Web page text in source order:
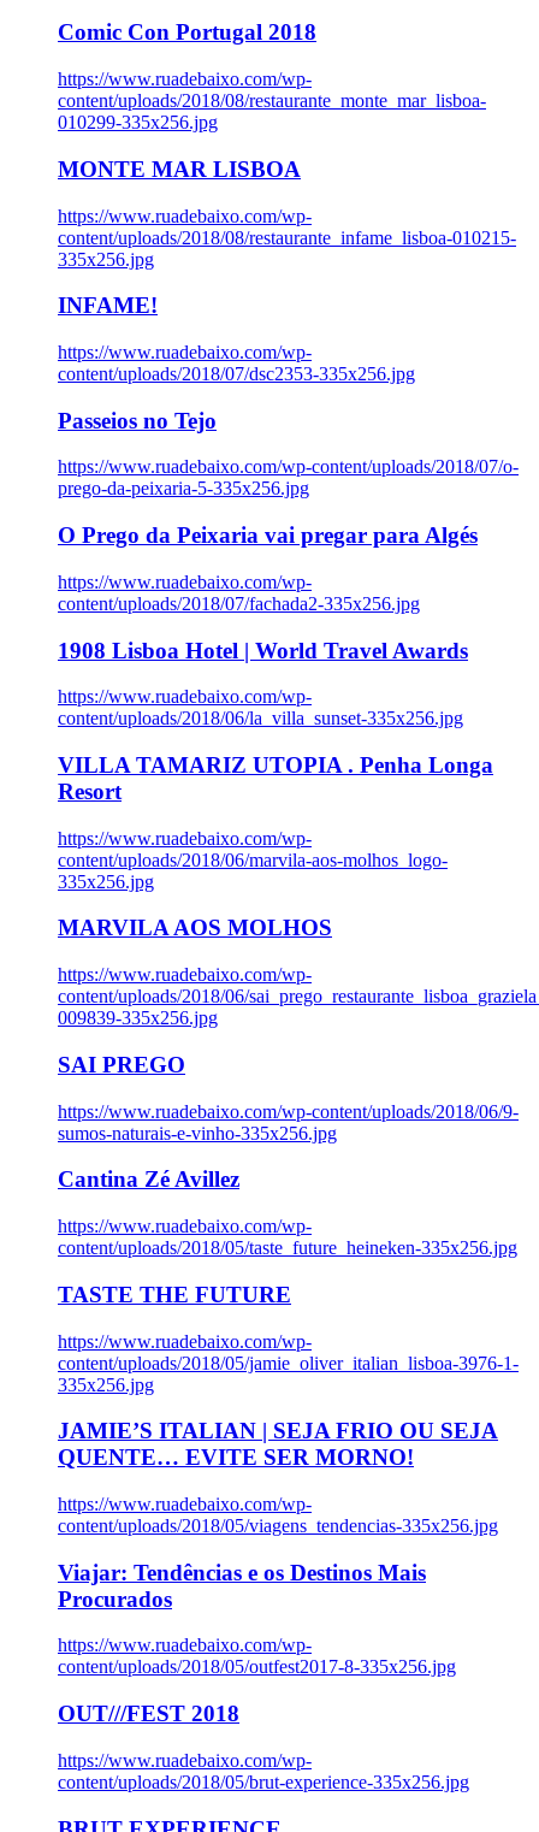
Comic Con Portugal 2018
https://www.ruadebaixo.com/wp-
content/uploads/2018/08/restaurante_monte_mar_lisboa-
010299-335x256.jpg
MONTE MAR LISBOA
https://www.ruadebaixo.com/wp-
content/uploads/2018/08/restaurante_infame_lisboa-010215-
335x256.jpg
INFAME!
https://www.ruadebaixo.com/wp-
content/uploads/2018/07/dsc2353-335x256.jpg
Passeios no Tejo
https://www.ruadebaixo.com/wp-content/uploads/2018/07/o-
prego-da-peixaria-5-335x256.jpg
O Prego da Peixaria vai pregar para Algés
https://www.ruadebaixo.com/wp-
content/uploads/2018/07/fachada2-335x256.jpg
1908 Lisboa Hotel | World Travel Awards
https://www.ruadebaixo.com/wp-
content/uploads/2018/06/la_villa_sunset-335x256.jpg
VILLA TAMARIZ UTOPIA . Penha Longa
Resort
https://www.ruadebaixo.com/wp-
content/uploads/2018/06/marvila-aos-molhos_logo-
335x256.jpg
MARVILA AOS MOLHOS
https://www.ruadebaixo.com/wp-
content/uploads/2018/06/
009839-335x256.jpg
SAI PREGO
https://www.ruadebaixo.com/wp-content/uploads/2018/06/9-
sumos-naturais-e-vinho-335x256.jpg
Cantina Zé Avillez
https://www.ruadebaixo.com/wp-
content/uploads/2018/05/taste_future_heineken-335x256.jpg
TASTE THE FUTURE
https://www.ruadebaixo.com/wp-
content/uploads/2018/05/jamie_oliver_italian_lisboa-3976-1-
335x256.jpg
JAMIE’S ITALIAN | SEJA FRIO OU SEJA
QUENTE… EVITE SER MORNO!
https://www.ruadebaixo.com/wp-
content/uploads/2018/05/viagens_tendencias-335x256.jpg
Viajar: Tendências e os Destinos Mais
Procurados
https://www.ruadebaixo.com/wp-
content/uploads/2018/05/outfest2017-8-335x256.jpg
OUT///FEST 2018
https://www.ruadebaixo.com/wp-
content/uploads/2018/05/brut-experience-335x256.jpg